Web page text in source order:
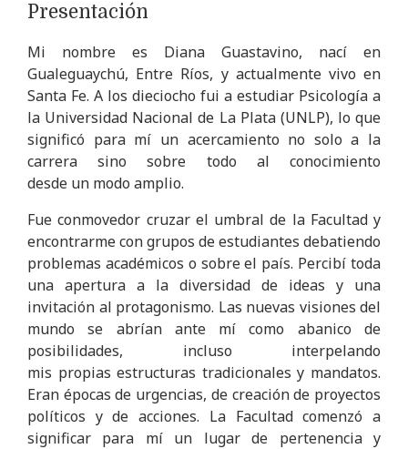
Presentación
Mi nombre es Diana Guastavino, nací en
Gualeguaychú, Entre Ríos, y actualmente vivo en
Santa Fe. A los dieciocho fui a estudiar Psicología a
la Universidad Nacional de La Plata (UNLP), lo que
significó para mí un acercamiento no solo a la
carrera sino sobre todo al conocimiento
desde un modo amplio.
Fue conmovedor cruzar el umbral de la Facultad y
encontrarme con grupos de estudiantes debatiendo
problemas académicos o sobre el país. Percibí toda
una apertura a la diversidad de ideas y una
invitación al protagonismo. Las nuevas visiones del
mundo se abrían ante mí como abanico de
posibilidades, incluso interpelando
mis propias estructuras tradicionales y mandatos.
Eran épocas de urgencias, de creación de proyectos
políticos y de acciones. La Facultad comenzó a
significar para mí un lugar de pertenencia y